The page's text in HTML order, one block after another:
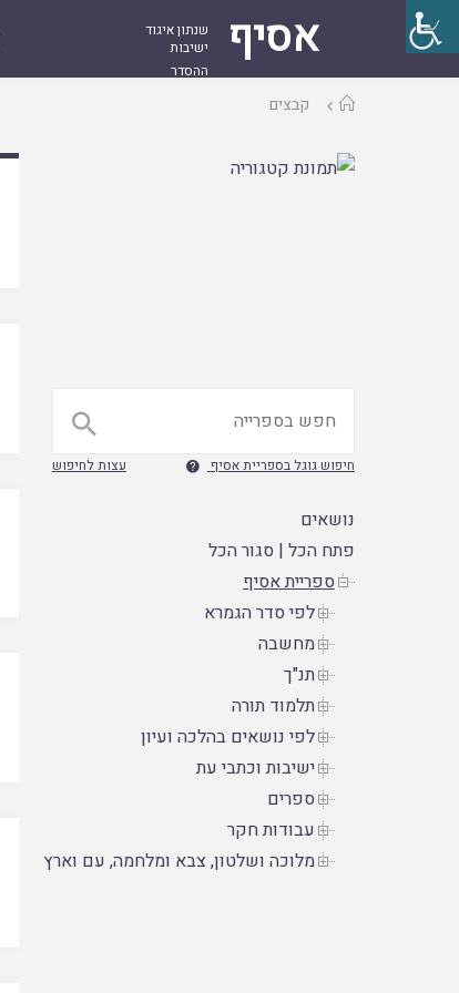
אסיף
שנתון איגוד
ישיבות
ההסדר
עמודקבצים

חיפוש גוגל בספריית אסיף  עצות לחיפוש
נושאים
פתח הכל |סגור הכל
ספריית אסיף
לפי סדר הגמרא
מחשבה
תנ"ך
תלמוד תורה
לפי נושאים בהלכה ועיון
ישיבות וכתבי עת
ספרים
עבודות חקר
מלוכה ושלטון, צבא ומלחמה, עם וארץ